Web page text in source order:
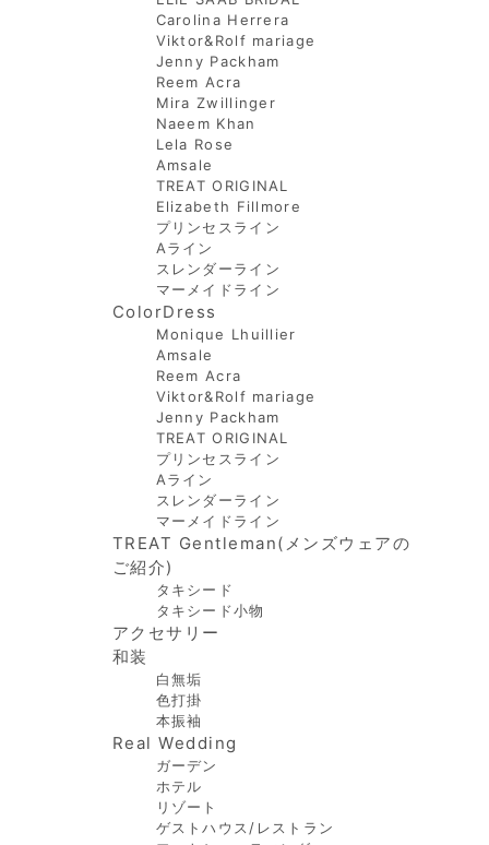
Carolina Herrera
Viktor&Rolf mariage
Jenny Packham
Reem Acra
Mira Zwillinger
Naeem Khan
Lela Rose
Amsale
TREAT ORIGINAL
Elizabeth Fillmore
プリンセスライン
Aライン
スレンダーライン
マーメイドライン
ColorDress
Monique Lhuillier
Amsale
Reem Acra
Viktor&Rolf mariage
Jenny Packham
TREAT ORIGINAL
プリンセスライン
Aライン
スレンダーライン
マーメイドライン
TREAT Gentleman(メンズウェアの
ご紹介)
タキシード
タキシード小物
アクセサリー
和装
白無垢
色打掛
本振袖
Real Wedding
ガーデン
ホテル
リゾート
ゲストハウス/レストラン